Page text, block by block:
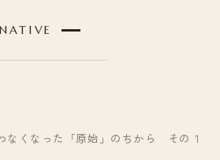
なくなった「原始」のちから その１